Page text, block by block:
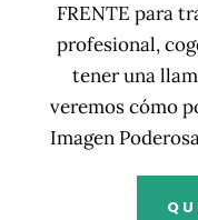
FRENTE para
profesional,
tener una
veremos cómo
Imagen